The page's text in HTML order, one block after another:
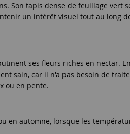
Son tapis dense de feuillage
un intérêt visuel tout au long
ses fleurs riches en nectar.
sain, car il n'a pas besoin de
ou en pente.
automne, lorsque les